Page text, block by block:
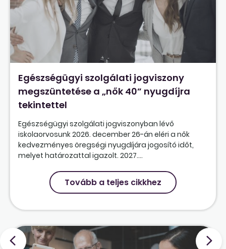
Egészségügyi szolgálati jogviszony
megszüntetése a „nők 40” nyugdíjra
tekintettel
Egészségügyi szolgálati jogviszonyban lévő
iskolaorvosunk 2026. december 26-án eléri a nők
kedvezményes öregségi nyugdíjára jogosító időt,
melyet határozattal igazolt. 2027....
Tovább a teljes cikkhez